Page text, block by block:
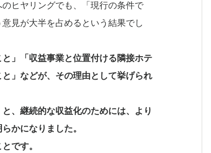
ヒヤリングでも、「現行の条件で
見が大半を占めるという結果でし
」「収益事業と位置付ける隣接ホテ
」などが、その理由として挙げられ
、継続的な収益化のためには、より
かになりました。
です。